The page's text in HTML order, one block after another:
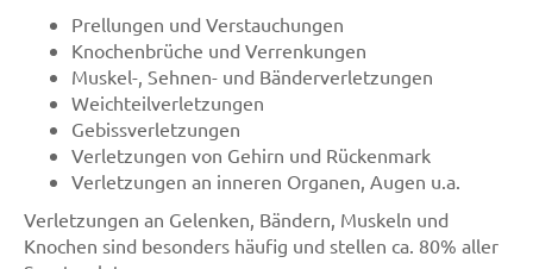
Prellungen und Verstauchungen
Knochenbrüche und Verrenkungen
Muskel-, Sehnen- und Bänderverletzungen
Weichteilverletzungen
Gebissverletzungen
Verletzungen von Gehirn und Rückenmark
Verletzungen an inneren Organen, Augen u.a.
Verletzungen an Gelenken, Bändern, Muskeln und
Knochen sind besonders häufig und stellen ca. 80% aller